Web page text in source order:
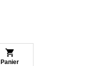
shopping_cart
Panier